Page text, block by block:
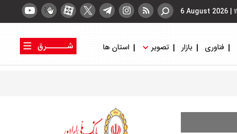
|
6 August 2026
فناوری بازار تصویر استان ها
شــــــرق